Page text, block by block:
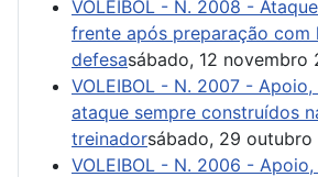
VOLEIBOL - N. 2008 -
frente após preparação com
defesasábado, 12 novembro
VOLEIBOL - N. 2007 -
ataque sempre construídos
treinadorsábado, 29
VOLEIBOL - N. 2006 -